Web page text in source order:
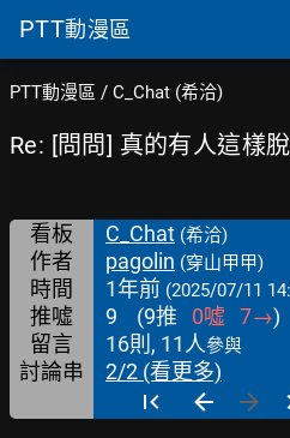
PTT動漫區
PTT動漫區 / C_Chat (希洽)
Re: [問問] 真的有人這樣
看板 C_Chat (希洽)
作者 pagolin (穿山甲甲)
時間 1年前 (2025/07/11
推噓 9 (9推 0噓 7→)
留言
16則, 11人參與
討論串 2/2 (看更多)